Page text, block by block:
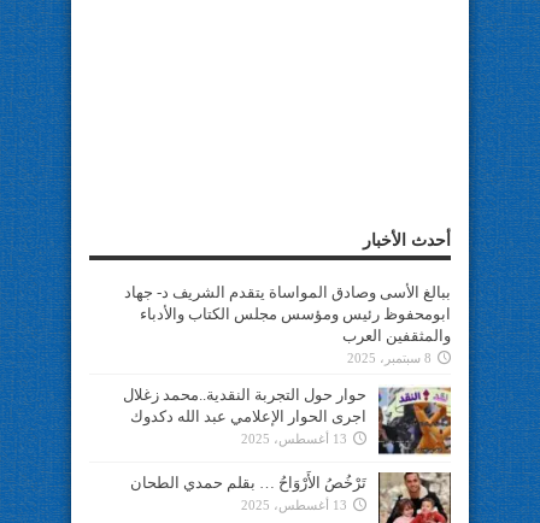
أحدث الأخبار
ببالغ الأسى وصادق المواساة يتقدم الشريف د- جهاد
ابومحفوظ رئيس ومؤسس مجلس الكتاب والأدباء
والمثقفين العرب
8 سبتمبر، 2025
حوار حول التجربة النقدية..محمد زغلال
اجرى الحوار الإعلامي عبد الله دكدوك
13 أغسطس، 2025
تَرْخُصُ الأَرْوَاحُ … بقلم حمدي الطحان
13 أغسطس، 2025